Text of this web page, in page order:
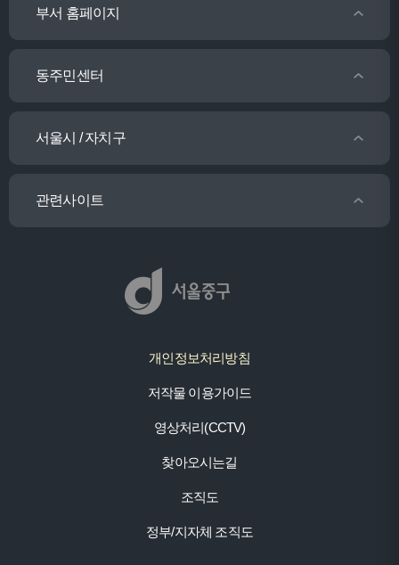
부서 홈페이지
동주민센터
서울시 / 자치구
관련사이트
개인정보처리방침
저작물 이용가이드
영상처리(CCTV)
찾아오시는길
조직도
정부/지자체 조직도